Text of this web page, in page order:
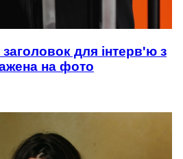
для інтерв'ю з
на фото